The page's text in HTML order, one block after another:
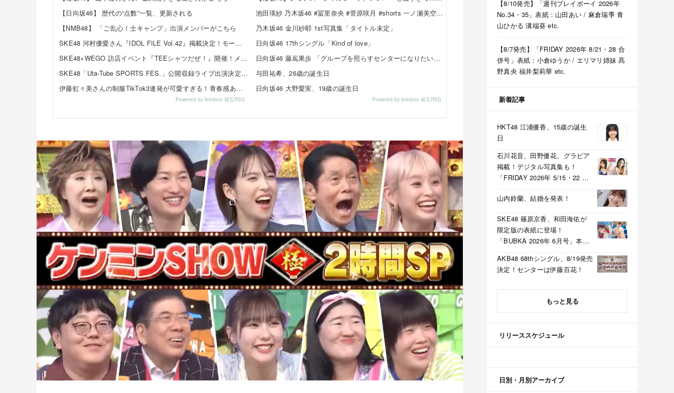
【日向坂46】 歴代の“点数”一覧、更新される
【NMB48】 「ご乱心！士キャンプ」出演メンバーがこちら
SKE48 河村優愛さん『IDOL FILE Vol.42』掲載決定！モード系ファッションで新たな魅力を披露
SKE48×WEGO 訪店イベント『TEEシャツだぜ！』開催！メンバーが大須店でコーディネート【SNSまとめ】
SKE48「Uta-Tube SPORTS FES.」公開収録ライブ出演決定！
伊藤虹々美さんの制服TikTok3連発が可愛すぎる！青春感あふれるダンス動画に注目✨
Powered by livedoor 相互RSS
池田瑛紗 乃木坂46 #冨里奈央 #菅原咲月 #shorts 一ノ瀬美空 五百城茉央 瀬戸口心月 奥の反応まとめ
乃木坂46 金川紗耶 1st写真集「タイトル未定」
日向坂46 17thシングル「Kind of love」
日向坂46 藤嶌果歩 「グループを照らすセンターになりたい」何倍もキラキラしたかほりんが降臨【坂道の火曜日】
与田祐希、26歳の誕生日
日向坂46 大野愛実、19歳の誕生日
Powered by livedoor 相互RSS
【8/10発売】「週刊プレイボーイ 2026年
No.34・35」表紙：山田あい / 麻倉瑞季 青
山ひかる 溝端葵 etc.
【8/7発売】「FRIDAY 2026年 8/21・28 合
併号」表紙：小倉ゆうか / エリマリ姉妹 髙
野真央 福井梨莉華 etc.
新着記事
HKT48 江浦優香、15歳の誕生
日
石川花音、田野優花、グラビア
掲載！デジタル写真集も！
「FRIDAY 2026年 5/15・22 合
山内鈴蘭、結婚を発表！
SKE48 篠原京香、和田海佑が
限定版の表紙に登場！
「BUBKA 2026年 6月号」本日
AKB48 68thシングル、8/19発売
決定！センターは伊藤百花！
もっと見る
リリーススケジュール
日別・月別アーカイブ